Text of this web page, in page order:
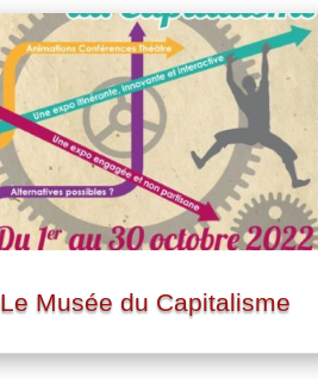
Le Musée du Capitalisme